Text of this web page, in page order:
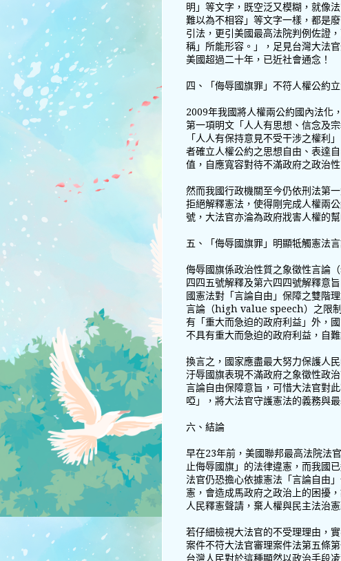
明」等文字，既空泛又模糊，就像
難以為不相容」等文字一樣，都是
引法，更引美國最高法院判例佐證
稱」所能形容。」，足見台灣大法
美國超過二十年，已近社會通念！
四、「侮辱國旗罪」不符人權公約
2009年我國將人權兩公約國內法化
第一項明文「人人有思想、信念及
「人人有保持意見不受干涉之權利
者確立人權公約之思想自由、表達
值，自應寬容對待不滿政府之政治性
然而我國行政機關至今仍依刑法第
拒絕解釋憲法，使得剛完成人權兩
號，大法官亦淪為政府戕害人權的幫
五、「侮辱國旗罪」明顯牴觸憲法
侮辱國旗係政治性質之象徵性言論
四四五號解釋及第六四四號解釋意
國憲法對「言論自由」保障之雙
言論（high value speech）之限
有「重大而急迫的政府利益」外，
不具有重大而急迫的政府利益，自難
換言之，國家應盡最大努力保護人
汙辱國旗表現不滿政府之象徵性政
言論自由保障意旨，可惜大法官對
啞」，將大法官守護憲法的義務與
六、結論
早在23年前，美國聯邦最高法院法
止侮辱國旗」的法律違憲，而我國
法官仍恐擔心依據憲法「言論自由
憲，會造成馬政府之政治上的困擾
人民釋憲聲請，棄人權與民主法治憲
若仔細檢視大法官的不受理理由，
案件不符大法官審理案件法第五條
台灣人民對於這種顯然以政治手段